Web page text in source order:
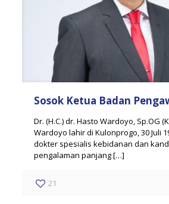
Sosok Ketua Badan
Dr. (H.C.) dr. Hasto Wardoyo, Sp.OG
Wardoyo lahir di Kulonprogo, 30 Juli
dokter spesialis kebidanan dan
pengalaman panjang[…]
21